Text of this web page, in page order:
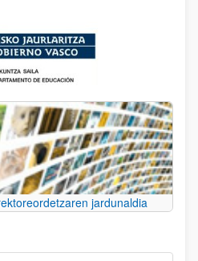
jardunaldia